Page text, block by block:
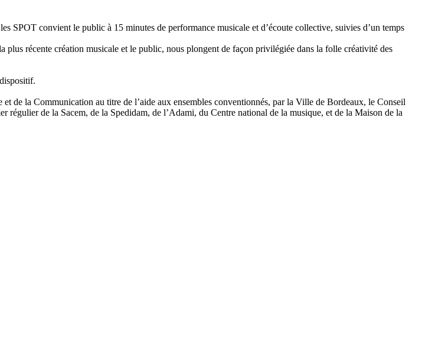
SPOT convient le public à 15 minutes de performance musicale et d’écoute collective, suivies d’un temps
récente création musicale et le public, nous plongent de façon privilégiée dans la folle créativité des
de la Communication au titre de l’aide aux ensembles conventionnés, par la Ville de Bordeaux, le Conseil
de la Sacem, de la Spedidam, de l’Adami, du Centre national de la musique, et de la Maison de la